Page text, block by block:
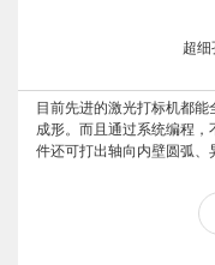
超
目前先进的激光打标机都
成形。而且通过系统编程
件还可打出轴向内壁圆弧、